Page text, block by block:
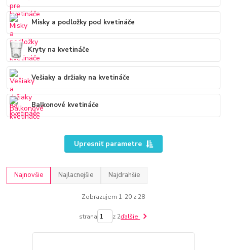
Misky a podložky pod kvetináče
Kryty na kvetináče
Vešiaky a držiaky na kvetináče
Balkonové kvetináče
Upresniť parametre
Najnovšie Najlacnejšie Najdrahšie
Zobrazujem 1-20 z 28
strana z 2ďalšie